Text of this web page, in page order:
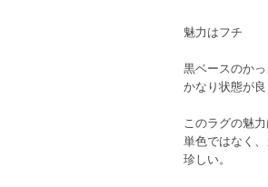
魅力はフチ
黒ベースのかっ
かなり状態が良
このラグの魅力
単色ではなく、
珍しい。